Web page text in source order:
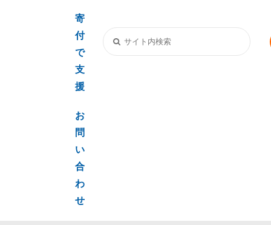
寄
付
で
支
援
お
問
い
合
わ
せ